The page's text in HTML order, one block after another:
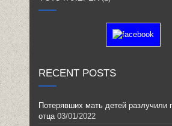
RECENT POSTS
Потерявших мать детей разлучили
отца 03/01/2022